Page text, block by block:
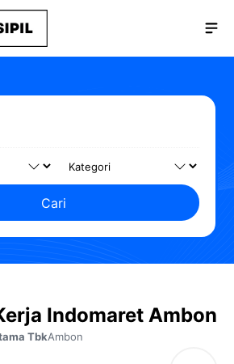
Cari
Indomaret Ambon
TbkAmbon